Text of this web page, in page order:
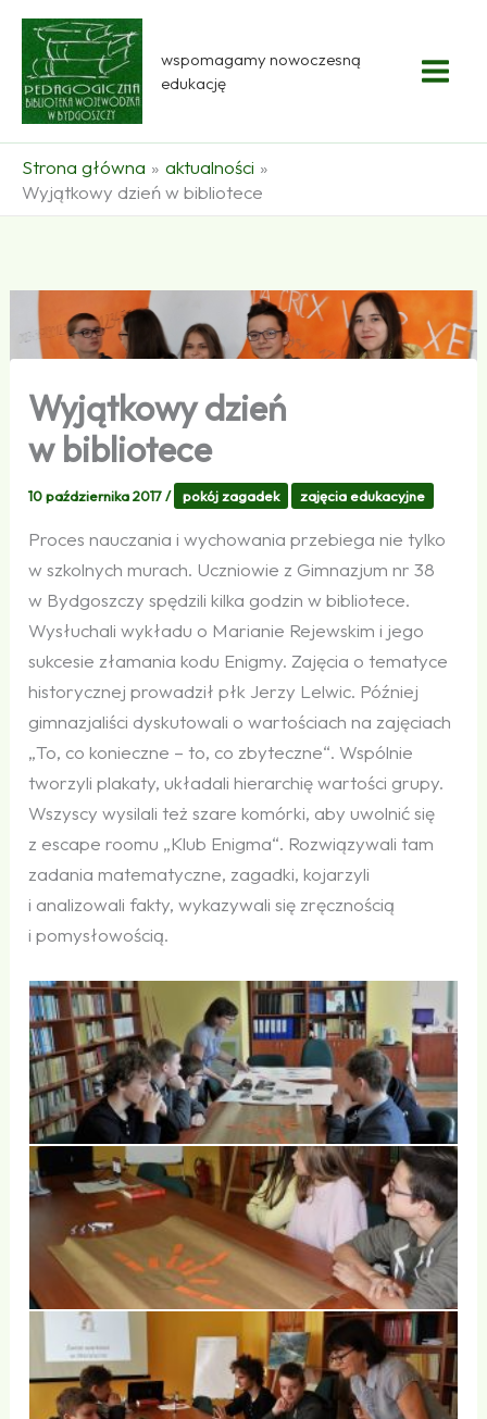
Przejdź
treści
wspomagamy nowoczesną
edukację
Strona główna
aktualności
Wyjątkowy dzień w bibliotece
Wyjątkowy dzień
w bibliotece
10 października 2017/ pokój zagadek zajęcia edukacyjne
Proces nauczania i wychowania przebiega nie tylko
w szkolnych murach. Uczniowie z Gimnazjum nr 38
w Bydgoszczy spędzili kilka godzin w bibliotece.
Wysłuchali wykładu o Marianie Rejewskim i jego
sukcesie złamania kodu Enigmy. Zajęcia o tematyce
historycznej prowadził płk Jerzy Lelwic. Później
gimnazjaliści dyskutowali o wartościach na zajęciach
„To, co konieczne – to, co zbyteczne“. Wspólnie
tworzyli plakaty, układali hierarchię wartości grupy.
Wszyscy wysilali też szare komórki, aby uwolnić się
z escape roomu „Klub Enigma“. Rozwiązywali tam
zadania matematyczne, zagadki, kojarzyli
i analizowali fakty, wykazywali się zręcznością
i pomysłowością.